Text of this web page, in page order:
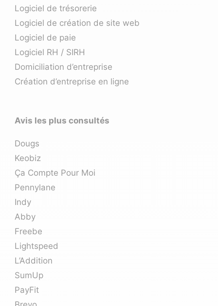
Logiciel de trésorerie
Logiciel de création de site web
Logiciel de paie
Logiciel RH / SIRH
Domiciliation d’entreprise
Création d’entreprise en ligne
Avis les plus consultés
Dougs
Keobiz
Ça Compte Pour Moi
Pennylane
Indy
Abby
Freebe
Lightspeed
L’Addition
SumUp
PayFit